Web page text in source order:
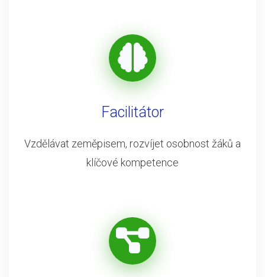
Facilitátor
Vzdělávat zeměpisem, rozvíjet osobnost žáků a
klíčové kompetence